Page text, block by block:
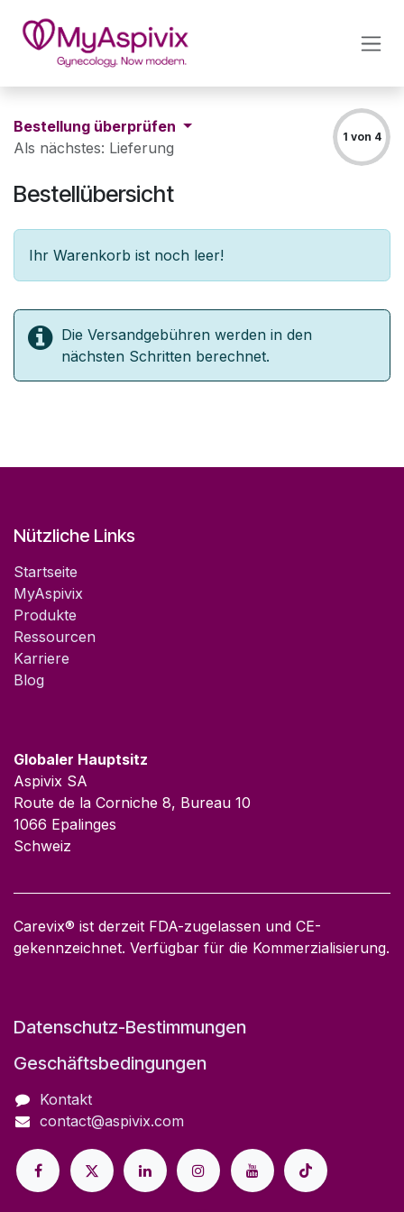
Bestellung überprüfen
Als nächstes: Lieferung
1 von 4
Bestellübersicht
Ihr Warenkorb ist noch leer!
Die Versandgebühren werden in den
nächsten Schritten berechnet.
Nützliche Links
Startseite
MyAspivix
Produkte
Ressourcen
Karriere
Blog
Globaler Hauptsitz
Aspivix SA
Route de la Corniche 8, Bureau 10
1066 Epalinges
Schweiz
Carevix® ist derzeit FDA-zugelassen und CE-
gekennzeichnet. Verfügbar für die Kommerzialisierung.​
Datenschutz-Bestimmungen
Geschäftsbedingungen
Kontakt
contact@aspivix.com